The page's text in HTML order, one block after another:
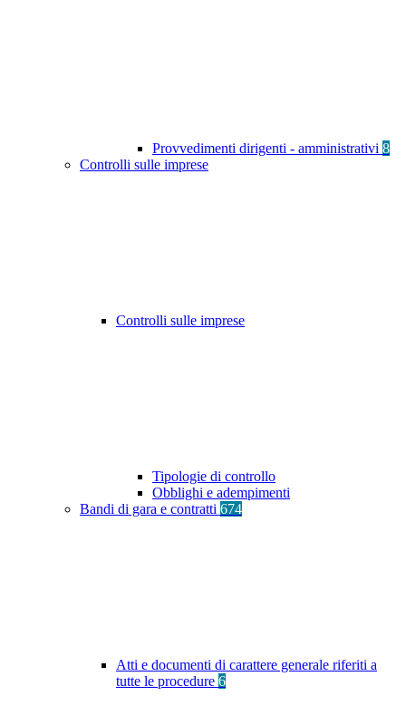
Provvedimenti dirigenti - amministrativi 8
Controlli sulle imprese
Controlli sulle imprese
Tipologie di controllo
Obblighi e adempimenti
Bandi di gara e contratti 674
Atti e documenti di carattere generale riferiti a
tutte le procedure 6